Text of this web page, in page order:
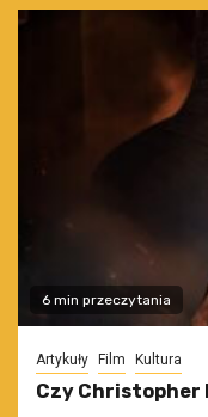
6 min przeczytania
Artykuły Film Kultura
Czy Christopher